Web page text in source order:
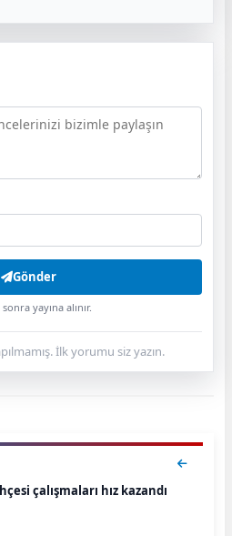
Gönder
yayına alınır.
İlk yorumu siz yazın.
çalışmaları hız kazandı